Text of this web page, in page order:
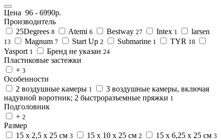
Цена 96 - 6990р.
Производитель
25Degrees 8 Atemi 6 Bestway 27 Intex 1 larsen
13 Magnum 7 Start Up 2 Submarine 1 TYR 18
Yasport 1 Бренд не указан 24
Пластиковые застежки
+ 3
Особенности
2 воздушные камеры 1
3 воздушные камеры, включая
надувной воротник; 2 быстроразъемные пряжки 1
Подголовник
+ 2
Размер
15 x 2,5 x 25 см 3 15 х 10 х 25 см 2 15 х 6,25 х 25 см 3